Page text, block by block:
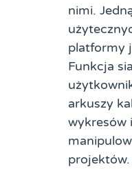
nimi.
platformy
Funkcja
arkuszy
wykresów